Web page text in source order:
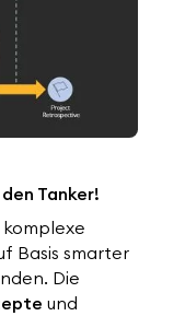
Tanker!
komplexe
Basis smarter
Die
und